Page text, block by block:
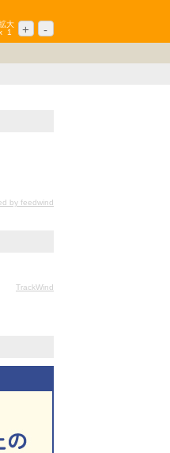
大
1 + -
by feedwind
TrackWind